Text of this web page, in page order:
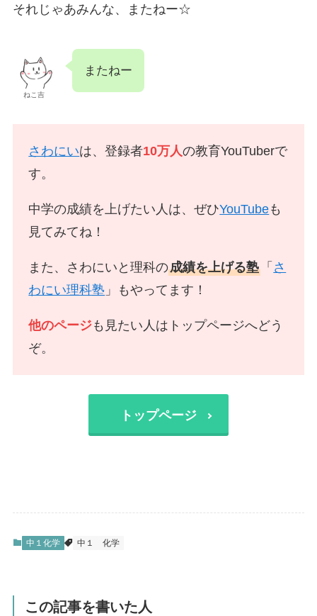
それじゃあみんな、またねー☆
ねこ吉
またねー
さわにいは、登録者10万人の教育YouTuberで
す。
中学の成績を上げたい人は、ぜひYouTubeも
見てみてね！
また、さわにいと理科の成績を上げる塾 「 さ
わにい理科塾 」もやってます！
他のページも見たい人はトップページへどう
ぞ。
トップページ
中１化学 中１ 化学
この記事を書いた人